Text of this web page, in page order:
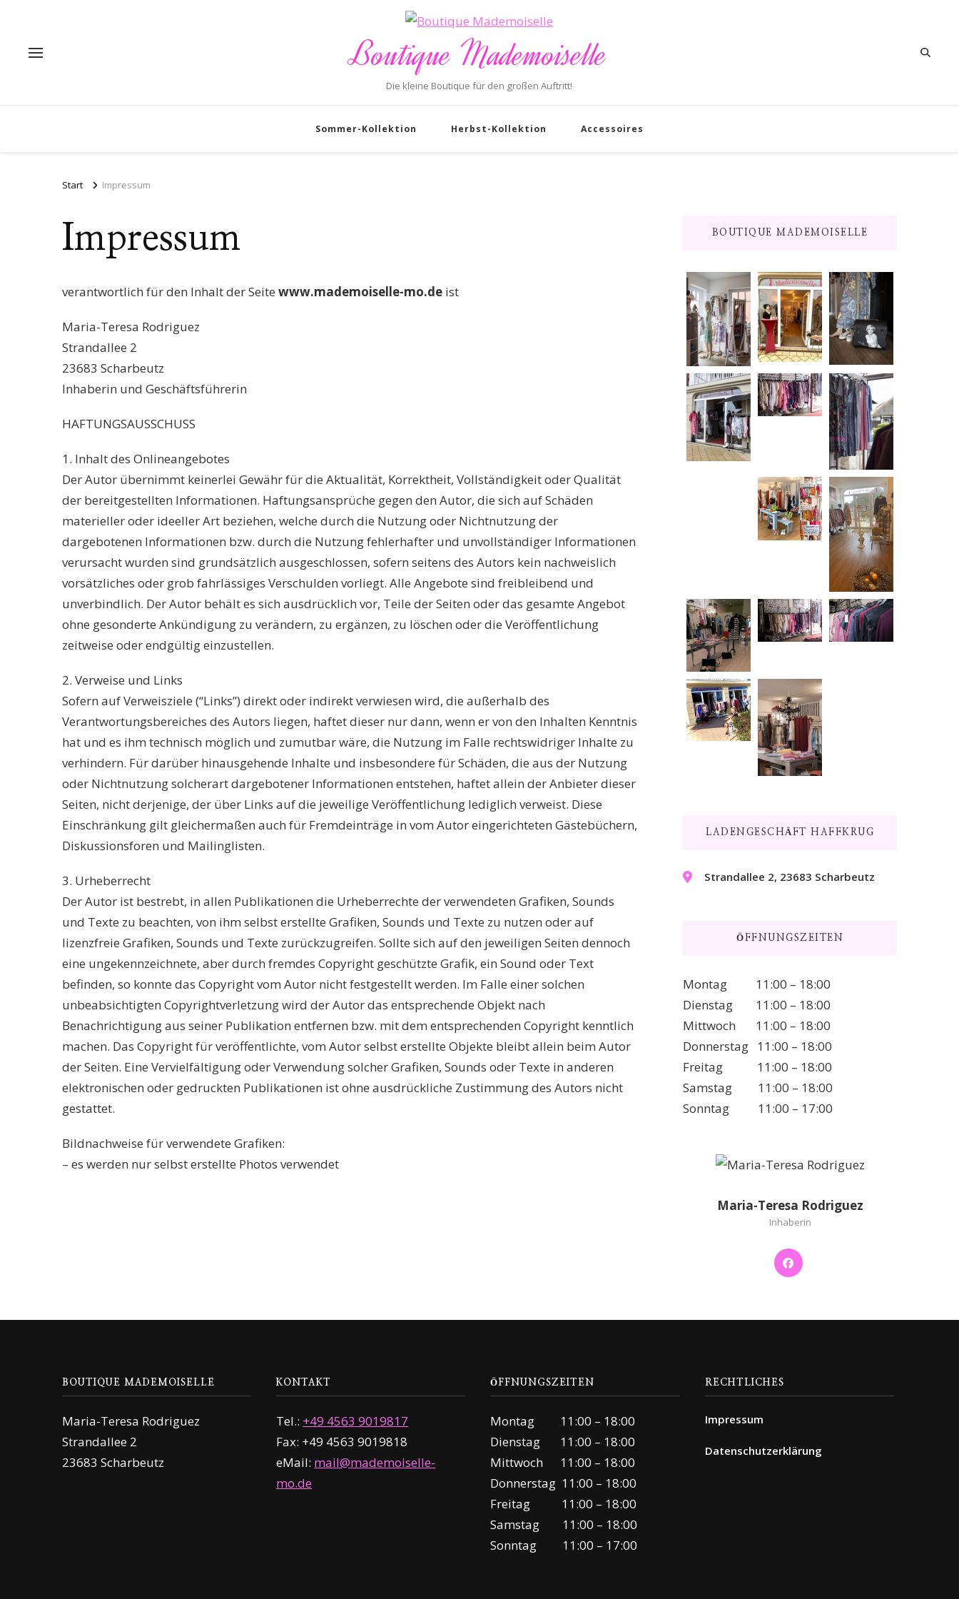
Boutique Mademoiselle
Die kleine Boutique für den großen Auftritt!
Sommer-Kollektion Herbst-Kollektion Accessoires
Start Impressum
Impressum
verantwortlich für den Inhalt der Seite www.mademoiselle-mo.de ist
Maria-Teresa Rodriguez
Strandallee 2
23683 Scharbeutz
Inhaberin und Geschäftsführerin
HAFTUNGSAUSSCHUSS
1. Inhalt des Onlineangebotes
Der Autor übernimmt keinerlei Gewähr für die Aktualität, Korrektheit, Vollständigkeit oder Qualität
der bereitgestellten Informationen. Haftungsansprüche gegen den Autor, die sich auf Schäden
materieller oder ideeller Art beziehen, welche durch die Nutzung oder Nichtnutzung der
dargebotenen Informationen bzw. durch die Nutzung fehlerhafter und unvollständiger Informationen
verursacht wurden sind grundsätzlich ausgeschlossen, sofern seitens des Autors kein nachweislich
vorsätzliches oder grob fahrlässiges Verschulden vorliegt. Alle Angebote sind freibleibend und
unverbindlich. Der Autor behält es sich ausdrücklich vor, Teile der Seiten oder das gesamte Angebot
ohne gesonderte Ankündigung zu verändern, zu ergänzen, zu löschen oder die Veröffentlichung
zeitweise oder endgültig einzustellen.
2. Verweise und Links
Sofern auf Verweisziele (“Links”) direkt oder indirekt verwiesen wird, die außerhalb des
Verantwortungsbereiches des Autors liegen, haftet dieser nur dann, wenn er von den Inhalten Kenntnis
hat und es ihm technisch möglich und zumutbar wäre, die Nutzung im Falle rechtswidriger Inhalte zu
verhindern. Für darüber hinausgehende Inhalte und insbesondere für Schäden, die aus der Nutzung
oder Nichtnutzung solcherart dargebotener Informationen entstehen, haftet allein der Anbieter dieser
Seiten, nicht derjenige, der über Links auf die jeweilige Veröffentlichung lediglich verweist. Diese
Einschränkung gilt gleichermaßen auch für Fremdeinträge in vom Autor eingerichteten Gästebüchern,
Diskussionsforen und Mailinglisten.
3. Urheberrecht
Der Autor ist bestrebt, in allen Publikationen die Urheberrechte der verwendeten Grafiken, Sounds
und Texte zu beachten, von ihm selbst erstellte Grafiken, Sounds und Texte zu nutzen oder auf
lizenzfreie Grafiken, Sounds und Texte zurückzugreifen. Sollte sich auf den jeweiligen Seiten dennoch
eine ungekennzeichnete, aber durch fremdes Copyright geschützte Grafik, ein Sound oder Text
befinden, so konnte das Copyright vom Autor nicht festgestellt werden. Im Falle einer solchen
unbeabsichtigten Copyrightverletzung wird der Autor das entsprechende Objekt nach
Benachrichtigung aus seiner Publikation entfernen bzw. mit dem entsprechenden Copyright kenntlich
machen. Das Copyright für veröffentlichte, vom Autor selbst erstellte Objekte bleibt allein beim Autor
der Seiten. Eine Vervielfältigung oder Verwendung solcher Grafiken, Sounds oder Texte in anderen
elektronischen oder gedruckten Publikationen ist ohne ausdrückliche Zustimmung des Autors nicht
gestattet.
Bildnachweise für verwendete Grafiken:
– es werden nur selbst erstellte Photos verwendet
BOUTIQUE MADEMOISELLE
LADENGESCHÄFT HAFFKRUG
Strandallee 2, 23683 Scharbeutz
ÖFFNUNGSZEITEN
Montag 11:00 – 18:00
Dienstag 11:00 – 18:00
Mittwoch 11:00 – 18:00
Donnerstag 11:00 – 18:00
Freitag 11:00 – 18:00
Samstag 11:00 – 18:00
Sonntag 11:00 – 17:00
Maria-Teresa Rodriguez
Inhaberin
BOUTIQUE MADEMOISELLE
Maria-Teresa Rodriguez
Strandallee 2
23683 Scharbeutz
KONTAKT
Tel.: +49 4563 9019817
Fax: +49 4563 9019818
eMail: mail@mademoiselle-
mo.de
ÖFFNUNGSZEITEN
Montag 11:00 – 18:00
Dienstag 11:00 – 18:00
Mittwoch 11:00 – 18:00
Donnerstag 11:00 – 18:00
Freitag 11:00 – 18:00
Samstag 11:00 – 18:00
Sonntag 11:00 – 17:00
RECHTLICHES
Impressum
Datenschutzerklärung